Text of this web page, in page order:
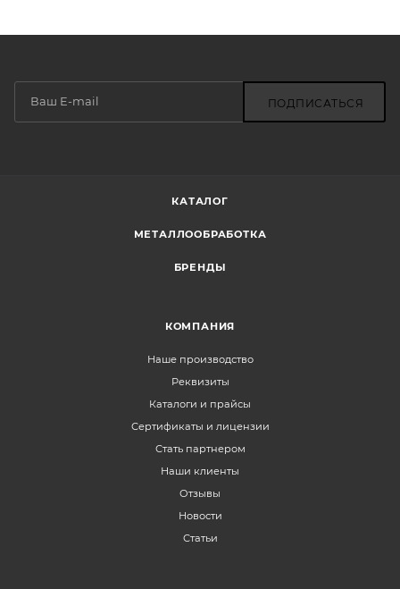
ПОДПИСАТЬСЯ
КАТАЛОГ
МЕТАЛЛООБРАБОТКА
БРЕНДЫ
КОМПАНИЯ
Наше производство
Реквизиты
Каталоги и прайсы
Сертификаты и лицензии
Стать партнером
Наши клиенты
Отзывы
Новости
Статьи